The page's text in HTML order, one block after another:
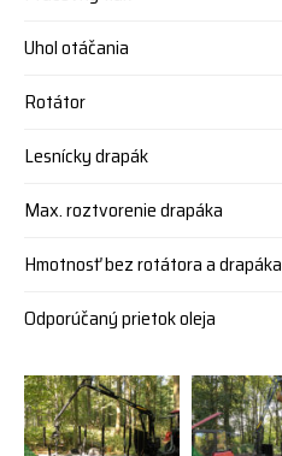
Uhol otáčania
Rotátor
Lesnícky drapák
Max. roztvorenie drapáka
Hmotnosť bez rotátora a drapáka
Odporúčaný prietok oleja